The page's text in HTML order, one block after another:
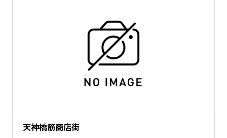
天神橋筋商店街